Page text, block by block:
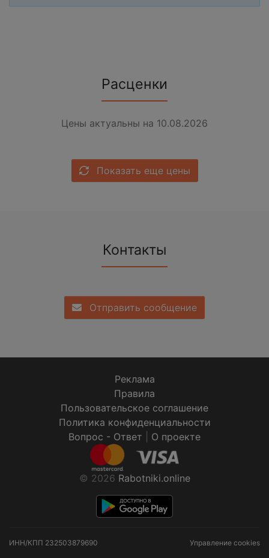
Расценки
Цены актуальны на 10.08.2026
Показать еще цены
Контакты
Отправить сообщение
Реклама
Правила
Пользовательское соглашение
Политика конфиденциальности
Вопрос - Ответ
О проекте
© 2026 Rabotniki.online
ИНН/КПП 232503879690 Управление cookies